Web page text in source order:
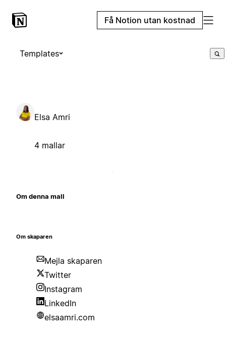
Få Notion utan kostnad
Templates
Elsa Amri
4 mallar
Om denna mall
Om skaparen
Mejla skaparen
Twitter
Instagram
LinkedIn
elsaamri.com